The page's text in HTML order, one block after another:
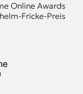
Online Awards
Fricke-Preis